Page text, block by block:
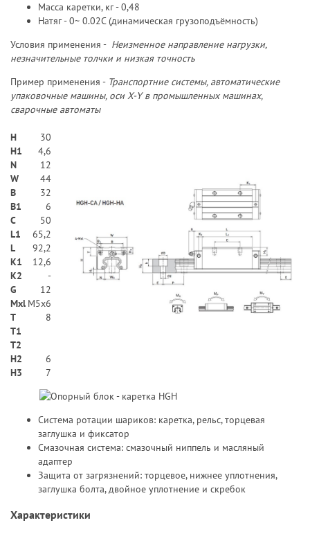
Масса каретки, кг - 0,48
Натяг - 0~ 0.02C (динамическая грузоподъёмность)
Условия применения - Неизменное направление нагрузки,
незначительные толчки и низкая точность
Пример применения - Транспортние системы, автоматические
упаковочные машины, оси X-Y в промышленных машинах,
сварочные автоматы
H
30
H1
4,6
N
12
W
44
В
32
B1
6
C
50
L1
65,2
L
92,2
K1
12,6
K2
-
G
12
Mxl M5x6
T
8
T1
T2
H2
6
Н3
7
Система ротации шариков: каретка, рельс, торцевая
заглушка и фиксатор
Смазочная система: смазочный ниппель и масляный
адаптер
Защита от загрязнений: торцевое, нижнее уплотнения,
заглушка болта, двойное уплотнение и скребок
Характеристики